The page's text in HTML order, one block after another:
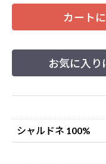
カート
お気に入り
シャルドネ 100%